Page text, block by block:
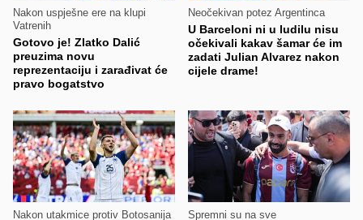
Nakon uspješne ere na klupi
Vatrenih
Gotovo je! Zlatko Dalić
preuzima novu
reprezentaciju i zarađivat će
pravo bogatstvo
Neočekivan potez Argentinca
U Barceloni ni u ludilu nisu
očekivali kakav šamar će im
zadati Julian Alvarez nakon
cijele drame!
Nakon utakmice protiv Botosanija Spremni su na sve